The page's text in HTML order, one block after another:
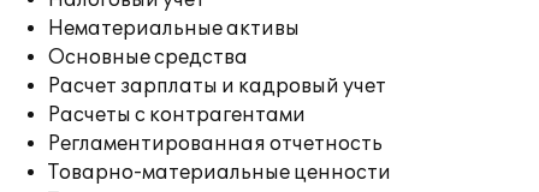
Нематериальные активы
Основные средства
Расчет зарплаты и кадровый учет
Расчеты с контрагентами
Регламентированная отчетность
Товарно-материальные ценности